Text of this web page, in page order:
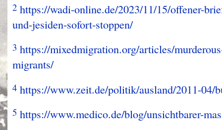
2 https://wadi-online.de/2023/11/15/offener-
und-jesiden-sofort-stoppen/
3 https://mixedmigration.org/articles/
migrants/
4 https://www.zeit.de/politik/ausland/2011-04/
5 https://www.medico.de/blog/unsichtbarer-